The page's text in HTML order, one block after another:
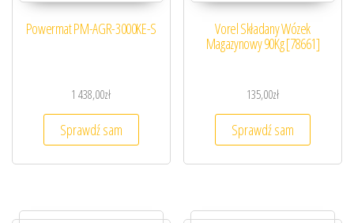
Powermat PM-AGR-3000KE-S
1 438,00zł
Sprawdź sam
Vorel Składany Wózek
Magazynowy 90Kg [78661]
135,00zł
Sprawdź sam